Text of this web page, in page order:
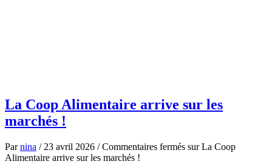
La Coop Alimentaire arrive sur les
marchés !
Parnina / 23 avril 2026 / Commentaires fermés sur La Coop
Alimentaire arrive sur les marchés !